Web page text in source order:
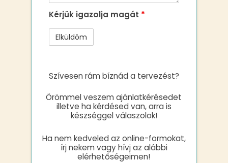
Kérjük igazolja magát *
Szívesen rám bíznád a tervezést?
Örömmel veszem ajánlatkérésedet
illetve ha kérdésed van, arra is
készséggel válaszolok!
Ha nem kedveled az online-formokat,
írj nekem vagy hívj az alábbi
elérhetőségeimen!